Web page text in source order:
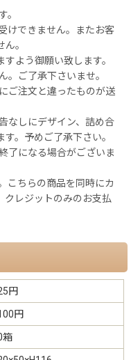
。
けできません。またお客
。
よう御願い致します。
。ご了承下さいませ。
ご注文と違ったものが送
なしにデザイン、詰め合
。予めご了承下さい。
了になる場合がございま
こちらの商品を同時にカ
クレジットのみのお支払
円
円
箱